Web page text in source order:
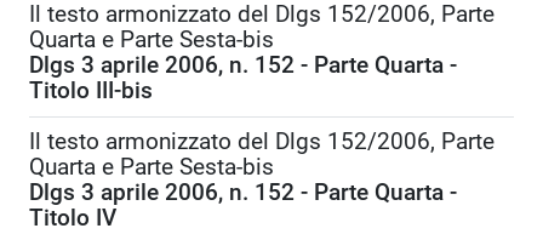
Il testo armonizzato del Dlgs 152/2006, Parte
Quarta e Parte Sesta-bis
Dlgs 3 aprile 2006, n. 152 - Parte Quarta -
Titolo III-bis
Il testo armonizzato del Dlgs 152/2006, Parte
Quarta e Parte Sesta-bis
Dlgs 3 aprile 2006, n. 152 - Parte Quarta -
Titolo IV